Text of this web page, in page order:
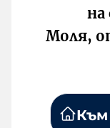
на
Моля,
Към